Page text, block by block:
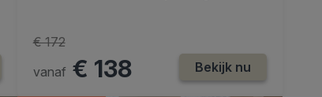
vanaf € 138
€ 172
Bekijk nu